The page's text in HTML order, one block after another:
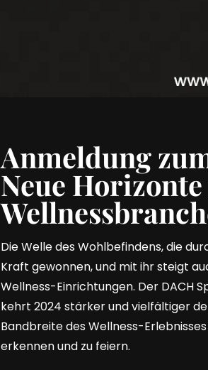
Anmeldung
Neue
Die Welle des Wohlbefindens, die
Kraft gewonnen, und mit ihr steigt
Wellness-Einrichtungen. Der DACH
kehrt 2024 stärker und vielfältiger
Bandbreite des Wellness-
erkennen und zu feiern.